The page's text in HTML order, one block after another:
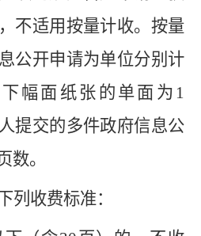
不适用按量计收。按量
公开申请为单位分别计
幅面纸张的单面为1
提交的多件政府信息公
数。
列收费标准：